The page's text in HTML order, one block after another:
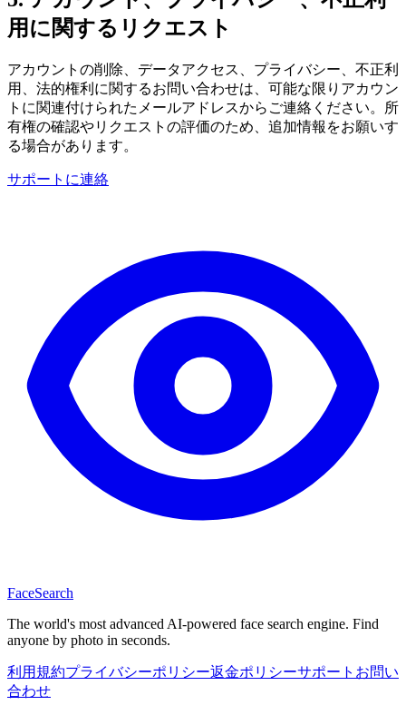
用に関するリクエスト
アカウントの削除、データアクセス、プライバシー、不正利
用、法的権利に関するお問い合わせは、可能な限りアカウン
トに関連付けられたメールアドレスからご連絡ください。所
有権の確認やリクエストの評価のため、追加情報をお願いす
る場合があります。
サポートに連絡
FaceSearch
The world's most advanced AI-powered face search engine. Find
anyone by photo in seconds.
利用規約プライバシーポリシー返金ポリシーサポート お問い
合わせ